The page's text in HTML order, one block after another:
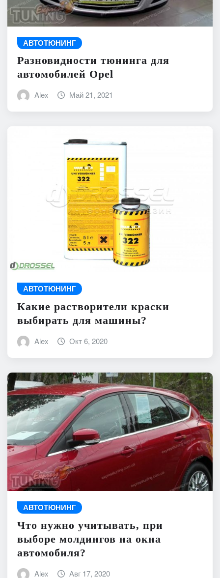
АВТОТЮНИНГ
Разновидности тюнинга для
автомобилей Opel
Alex Май 21, 2021
АВТОТЮНИНГ
Какие растворители краски
выбирать для машины?
Alex Окт 6, 2020
АВТОТЮНИНГ
Что нужно учитывать, при
выборе молдингов на окна
автомобиля?
Alex Авг 17, 2020